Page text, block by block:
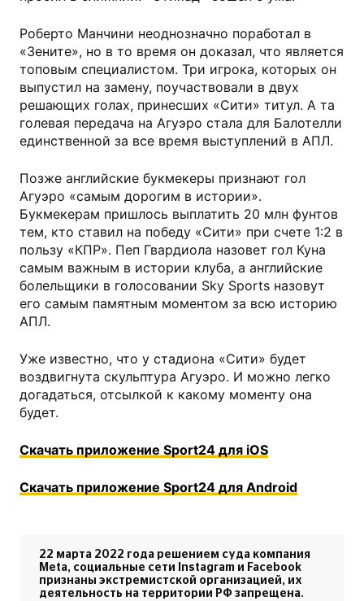
Роберто Манчини неоднозначно поработал в
«Зените», но в то время он доказал, что является
топовым специалистом. Три игрока, которых он
выпустил на замену, поучаствовали в двух
решающих голах, принесших «Сити» титул. А та
голевая передача на Агуэро стала для Балотелли
единственной за все время выступлений в АПЛ.
Позже английские букмекеры признают гол
Агуэро «самым дорогим в истории».
Букмекерам пришлось выплатить 20 млн фунтов
тем, кто ставил на победу «Сити» при счете 1:2 в
пользу «КПР». Пеп Гвардиола назовет гол Куна
самым важным в истории клуба, а английские
болельщики в голосовании Sky Sports назовут
его самым памятным моментом за всю историю
АПЛ.
Уже известно, что у стадиона «Сити» будет
воздвигнута скульптура Агуэро. И можно легко
догадаться, отсылкой к какому моменту она
будет.
Скачать приложение Sport24 для iOS
Скачать приложение Sport24 для Android
22 марта 2022 года решением суда компания
Meta, социальные сети Instagram и Facebook
признаны экстремистской организацией, их
деятельность на территории РФ запрещена.